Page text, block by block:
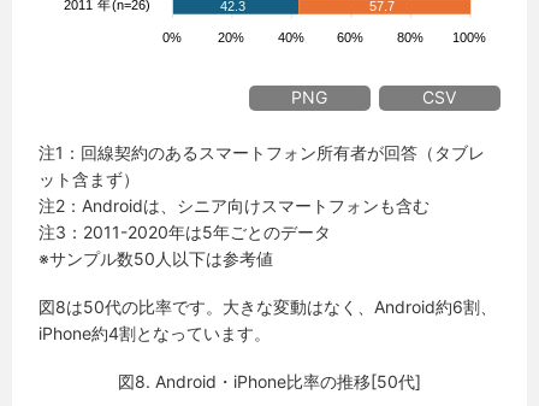
PNG CSV
注1：回線契約のあるスマートフォン所有者が回答（タブレ
ット含まず）
注2：Androidは、シニア向けスマートフォンも含む
注3：2011-2020年は5年ごとのデータ
※サンプル数50人以下は参考値
図8は50代の比率です。大きな変動はなく、Android約6割、
iPhone約4割となっています。
図8. Android・iPhone比率の推移[50代]